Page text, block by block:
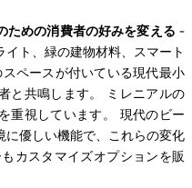
ための消費者の好みを変える -
ト、緑の建物材料、スマート
ペースが付いている現代最小
と共鳴します。 ミレニアルの
重視しています。 現代のビー
優しい機能で、これらの変化
カスタマイズオプションを販